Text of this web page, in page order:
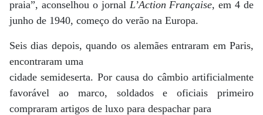
praia”, aconselhou o jornal L’Action Française, em 4 de
junho de 1940, começo do verão na Europa.
Seis dias depois, quando os alemães entraram em Paris,
encontraram uma
cidade semideserta. Por causa do câmbio artificialmente
favorável ao marco, soldados e oficiais primeiro
compraram artigos de luxo para despachar para